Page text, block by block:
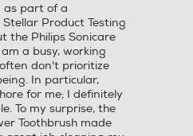
as part of a
Product Testing
the Philips Sonicare
a busy, working
don't prioritize
In particular,
for me; I definitely
To my surprise, the
Toothbrush made